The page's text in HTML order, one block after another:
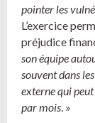
pointer les
L’exercice
préjudice
son équipe
souvent dans
externe qui
par mois . »